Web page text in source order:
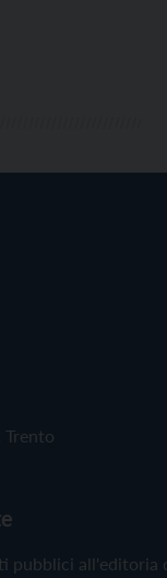
pubblici all'editoria